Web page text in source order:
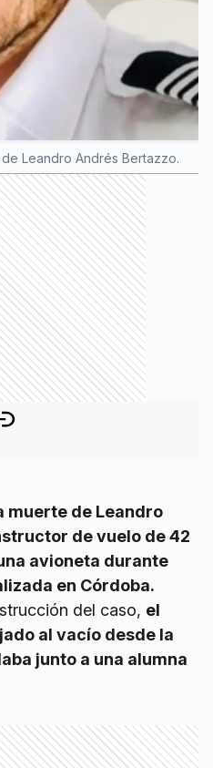
Leandro Andrés Bertazzo.
muerte de Leandro
de vuelo de 42
avioneta durante
en Córdoba.
del caso, el
al vacío desde la
junto a una alumna